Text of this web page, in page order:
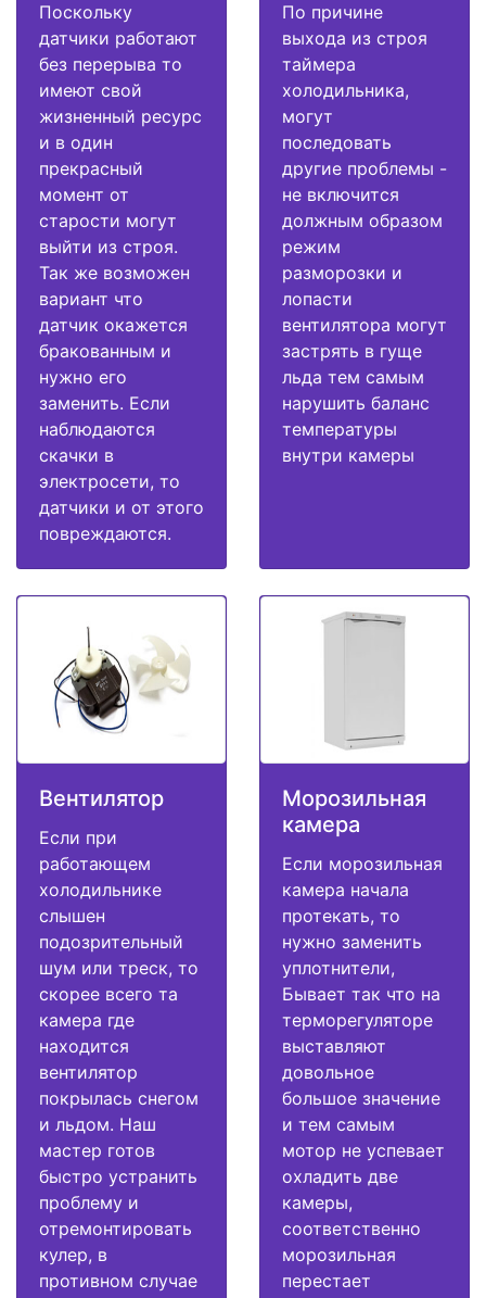
Поскольку
датчики работают
без перерыва то
имеют свой
жизненный ресурс
и в один
прекрасный
момент от
старости могут
выйти из строя.
Так же возможен
вариант что
датчик окажется
бракованным и
нужно его
заменить. Если
наблюдаются
скачки в
электросети, то
датчики и от этого
повреждаются.
По причине
выхода из строя
таймера
холодильника,
могут
последовать
другие проблемы -
не включится
должным образом
режим
разморозки и
лопасти
вентилятора могут
застрять в гуще
льда тем самым
нарушить баланс
температуры
внутри камеры
Вентилятор
Если при
работающем
холодильнике
слышен
подозрительный
шум или треск, то
скорее всего та
камера где
находится
вентилятор
покрылась снегом
и льдом. Наш
мастер готов
быстро устранить
проблему и
отремонтировать
кулер, в
противном случае
Морозильная
камера
Если морозильная
камера начала
протекать, то
нужно заменить
уплотнители,
Бывает так что на
терморегуляторе
выставляют
довольное
большое значение
и тем самым
мотор не успевает
охладить две
камеры,
соответственно
морозильная
перестает